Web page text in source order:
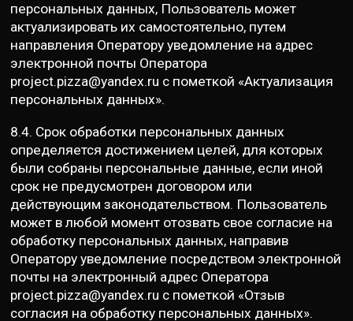
персональных данных, Пользователь может
актуализировать их самостоятельно, путем
направления Оператору уведомление на адрес
электронной почты Оператора
project.pizza@yandex.ru с пометкой «Актуализация
персональных данных».
8.4. Срок обработки персональных данных
определяется достижением целей, для которых
были собраны персональные данные, если иной
срок не предусмотрен договором или
действующим законодательством. Пользователь
может в любой момент отозвать свое согласие на
обработку персональных данных, направив
Оператору уведомление посредством электронной
почты на электронный адрес Оператора
project.pizza@yandex.ru с пометкой «Отзыв
согласия на обработку персональных данных».